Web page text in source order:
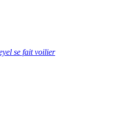
se fait voilier